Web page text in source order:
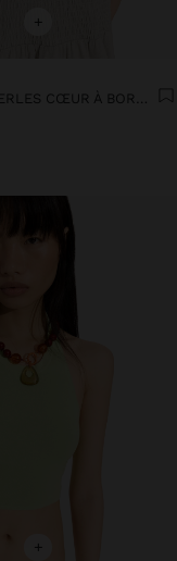
+
COLLIER EN PERLES CŒUR À BORD ÉMAILLÉ
+